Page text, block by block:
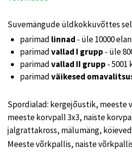
Suvemängude üldkokkuvõttes
parimad linnad - üle 10000
parimadvallad I grupp - üle
parimadvallad II grupp - 5001
parimadväikesed
Spordialad: kergejõustik, meeste
meeste korvpall 3x3, naiste
jalgrattakross, mälumäng,
Meeste võrkpallis, naiste